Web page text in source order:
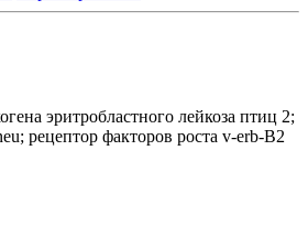
эритробластного лейкоза птиц 2;
рецептор факторов роста v-erb-B2